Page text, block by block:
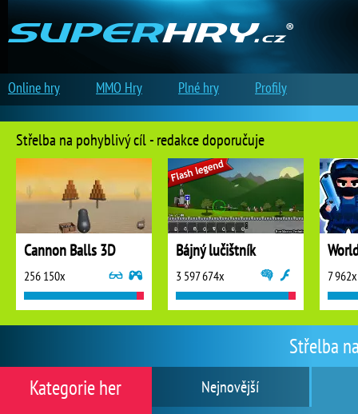
Střelba
Nejnovější
Kategorie her
Střelba na pohyblivý cíl - redakce doporučuje
Cannon Balls 3D
256 150x
Bájný lučištník
3 597 674x 7 962x
Online hry MMO Hry Plné hry Profily